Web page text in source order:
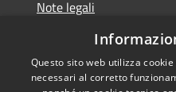
Note legali
Dichiarazione di
Questo sito web utilizza
necessari al corretto